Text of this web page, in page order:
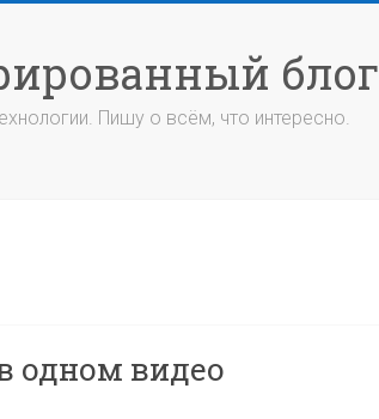
блог
Пишу о всём, что интересно.
одном видео